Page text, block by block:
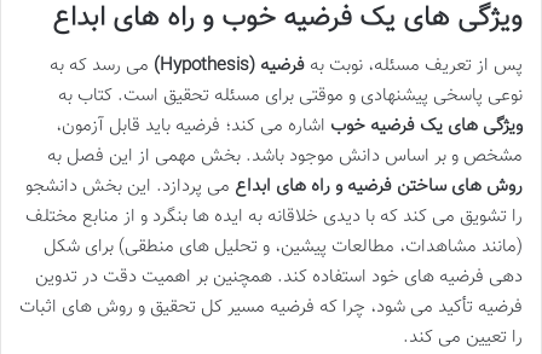
ویژگی های یک فرضیه خوب و راه های ابداع
پس از تعریف مسئله، نوبت به فرضیه (Hypothesis)
می رسد که به
نوعی پاسخی پیشنهادی و موقتی برای مسئله تحقیق است. کتاب به
ویژگی های یک فرضیه خوب اشاره می کند؛ فرضیه باید قابل آزمون،
مشخص و بر اساس دانش موجود باشد. بخش مهمی از این فصل به
روش های ساختن فرضیه و راه های ابداع می پردازد. این بخش دانشجو
را تشویق می کند که با دیدی خلاقانه به ایده ها بنگرد و از منابع مختلف
(مانند مشاهدات، مطالعات پیشین، و تحلیل های منطقی) برای شکل
دهی فرضیه های خود استفاده کند. همچنین بر اهمیت دقت در تدوین
فرضیه تأکید می شود، چرا که فرضیه مسیر کل تحقیق و روش های اثبات
را تعیین می کند.